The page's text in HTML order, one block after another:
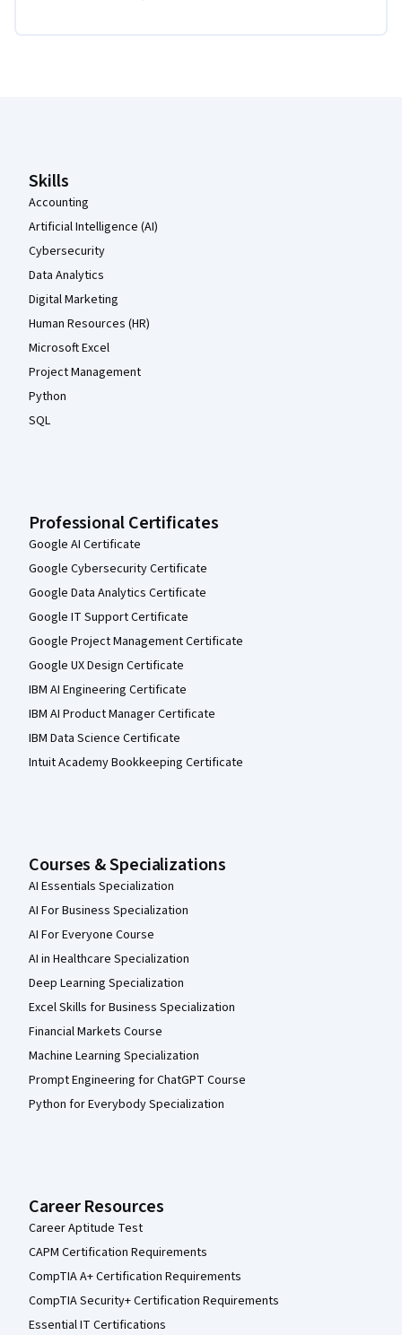
Skills
Accounting
Artificial Intelligence (AI)
Cybersecurity
Data Analytics
Digital Marketing
Human Resources (HR)
Microsoft Excel
Project Management
Python
SQL
Professional Certificates
Google AI Certificate
Google Cybersecurity Certificate
Google Data Analytics Certificate
Google IT Support Certificate
Google Project Management Certificate
Google UX Design Certificate
IBM AI Engineering Certificate
IBM AI Product Manager Certificate
IBM Data Science Certificate
Intuit Academy Bookkeeping Certificate
Courses & Specializations
AI Essentials Specialization
AI For Business Specialization
AI For Everyone Course
AI in Healthcare Specialization
Deep Learning Specialization
Excel Skills for Business Specialization
Financial Markets Course
Machine Learning Specialization
Prompt Engineering for ChatGPT Course
Python for Everybody Specialization
Career Resources
Career Aptitude Test
CAPM Certification Requirements
CompTIA A+ Certification Requirements
CompTIA Security+ Certification Requirements
Essential IT Certifications